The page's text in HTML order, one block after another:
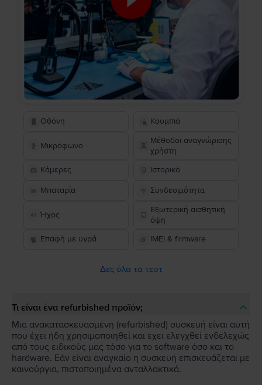
Οθόνη Κουμπιά
Μικρόφωνο
Μέθοδοι αναγνώρισης
χρήστη
Κάμερες
Ιστορικό
Μπαταρία Συνδεσιμότητα
Ήχος
Εξωτερική αισθητική
όψη
Επαφή με υγρά
IMEI & firmware
Δες όλα τα τεστ
Τι είναι ένα refurbished προϊόν;
Μια ανακατασκευασμένη (refurbished) συσκευή είναι αυτή
που έχει ήδη χρησιμοποιηθεί και έχει ελεγχθεί ενδελεχώς
από τους ειδικούς μας τόσο για το software όσο και το
hardware. Εάν είναι αναγκαίο η συσκευή επισκευάζεται με
καινούργια, πιστοποιημένα ανταλλακτικά.